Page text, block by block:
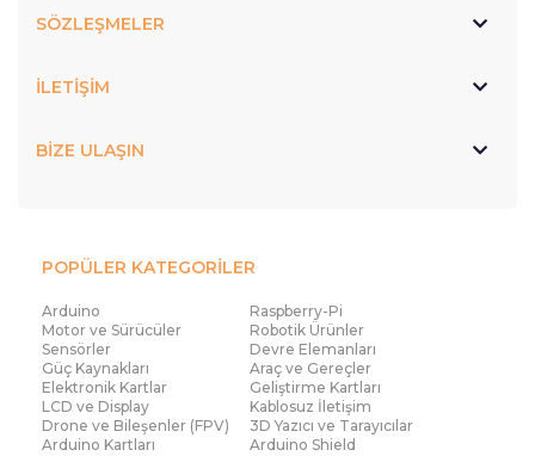
SÖZLEŞMELER
İLETİŞİM
BİZE ULAŞIN
POPÜLER KATEGORİLER
Arduino
Raspberry-Pi
Motor ve Sürücüler
Robotik Ürünler
Sensörler
Devre Elemanları
Güç Kaynakları
Araç ve Gereçler
Elektronik Kartlar
Geliştirme Kartları
LCD ve Display
Kablosuz İletişim
Drone ve Bileşenler (FPV)
3D Yazıcı ve Tarayıcılar
Arduino Kartları
Arduino Shield